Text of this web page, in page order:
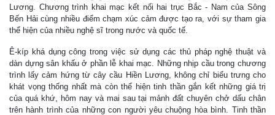
Lương. Chương trình khai mạc kết nối hai trục Bắc - Nam của Sông
Bến Hải cùng nhiều điểm chạm xúc cảm được tạo ra, với sự tham gia
thể hiện của nhiều nghệ sĩ trong nước và quốc tế.
Ê-kíp khá dụng công trong việc sử dụng các thủ pháp nghệ thuật và
dàn dựng sân khấu ở phần lễ khai mạc. Những nhịp cầu trong chương
trình lấy cảm hứng từ cây cầu Hiền Lương, không chỉ biểu trưng cho
khát vọng thống nhất mà còn thể hiện tinh thần gắn kết những giá trị
của quá khứ, hôm nay và mai sau tại mảnh đất chuyên chở dấu chân
trên hành trình của những con người yêu chuộng hòa bình. Tinh thần